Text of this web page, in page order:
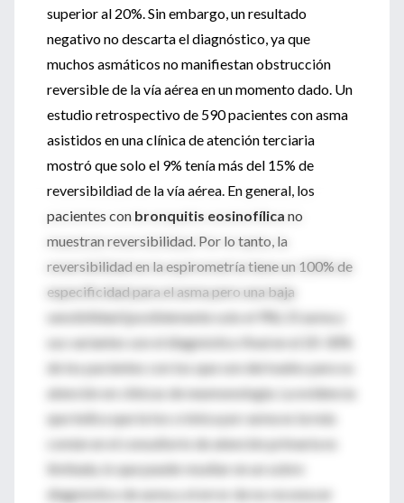
superior al 20%. Sin embargo, un resultado
negativo no descarta el diagnóstico, ya que
muchos asmáticos no manifiestan obstrucción
reversible de la vía aérea en un momento dado. Un
estudio retrospectivo de 590 pacientes con asma
asistidos en una clínica de atención terciaria
mostró que solo el 9% tenía más del 15% de
reversibildiad de la vía aérea. En general, los
pacientes con bronquitis eosinofílica no
muestran reversibilidad. Por lo tanto, la
reversibilidad en la espirometría tiene un 100% de
especificidad para el asma pero una baja
sensibilidad (posiblemente solo el 9%). El asma y
sus variantes son el diagnóstico final en el 20-30%
de los pacientes con tos que son derivados para su
atención en clínicas de neumonología. La evidencia
que indica que la tos crónica por asma es la más
común en el consultorio de atención primaria es
limitada, lo que puede resultar en un sobre
diagnóstico de asma y el error de no reconocer